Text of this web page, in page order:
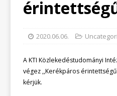
2020.06.06.
A KTI Közlekedéstudományi
végez ,,Kerékpáros
kérjük.